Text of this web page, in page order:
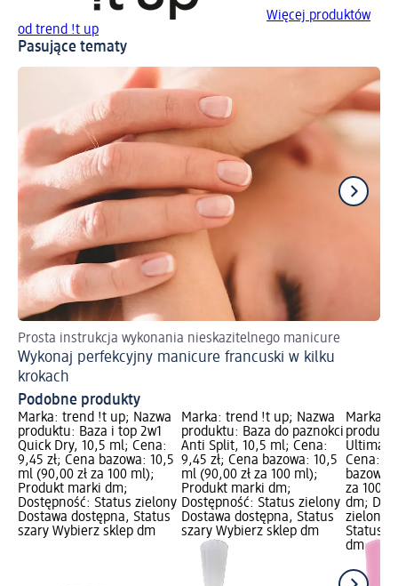
Więcej produktów
od trend !t up
Pasujące tematy
Prosta instrukcja wykonania nieskazitelnego manicure
Wykonaj perfekcyjny manicure francuski w kilku
krokach
Podobne produkty
Marka: trend !t up; Nazwa
produktu: Baza i top 2w1
Quick Dry, 10,5 ml; Cena:
9,45 zł; Cena bazowa: 10,5
ml (90,00 zł za 100 ml);
Produkt marki dm;
Dostępność: Status zielony
Dostawa dostępna, Status
szary Wybierz sklep dm
Marka: trend !t up; Nazwa
produktu: Baza do paznokci
Anti Split, 10,5 ml; Cena:
9,45 zł; Cena bazowa: 10,5
ml (90,00 zł za 100 ml);
Produkt marki dm;
Dostępność: Status zielony
Dostawa dostępna, Status
szary Wybierz sklep dm
Marka:
Cena:
bazowa:
za 100
dm;
zielony
Status
dm